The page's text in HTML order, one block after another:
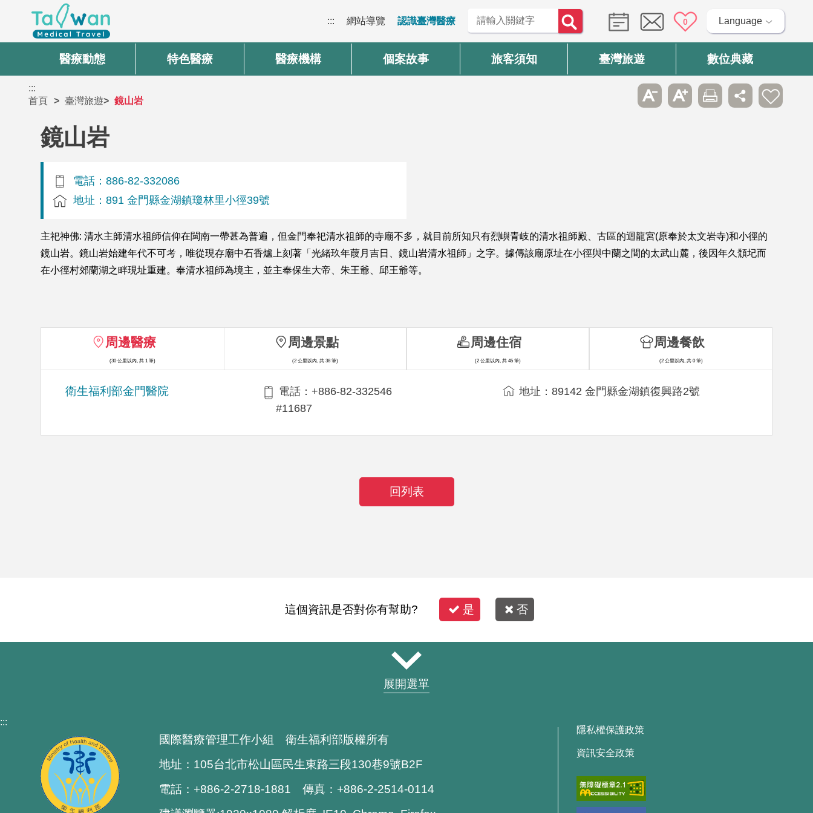
::: 網站導覽 認識臺灣醫療 0 Language
醫療動態 特色醫療 醫療機構 個案故事 旅客須知 臺灣旅遊 數位典藏
:::
首頁
臺灣旅遊 鏡山岩
鏡山岩
電話：886-82-332086
地址：891 金門縣金湖鎮瓊林里小徑39號
主祀神佛: 清水主師清水祖師信仰在閩南一帶甚為普遍，但金門奉祀清水祖師的寺廟不多，就目前所知只有烈嶼青岐的清水祖師殿、古區的迴龍宮(原奉於太文岩寺)和小徑的
鏡山岩。鏡山岩始建年代不可考，唯從現存廟中石香爐上刻著「光緒玖年葭月吉日、鏡山岩清水祖師」之字。據傳該廟原址在小徑與中蘭之間的太武山麓，後因年久頹圮而
在小徑村郊蘭湖之畔現址重建。奉清水祖師為境主，並主奉保生大帝、朱王爺、邱王爺等。
周邊醫療
(30 公里以內, 共 1 筆)
衛生福利部金門醫院
電話：+886-82-332546
#11687
地址：89142 金門縣金湖鎮復興路2號
周邊景點
(2 公里以內, 共 38 筆)
周邊住宿
(2 公里以內, 共 45 筆)
周邊餐飲
(2 公里以內, 共 0 筆)
回列表
這個資訊是否對你有幫助? 是 否
展開選單
:::
國際醫療管理工作小組 衛生福利部版權所有
地址：105台北市松山區民生東路三段130巷9號B2F
電話：+886-2-2718-1881 傳真：+886-2-2514-0114
隱私權保護政策
資訊安全政策